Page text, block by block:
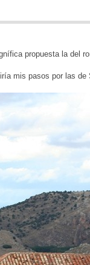
propuesta la del
mis pasos por las